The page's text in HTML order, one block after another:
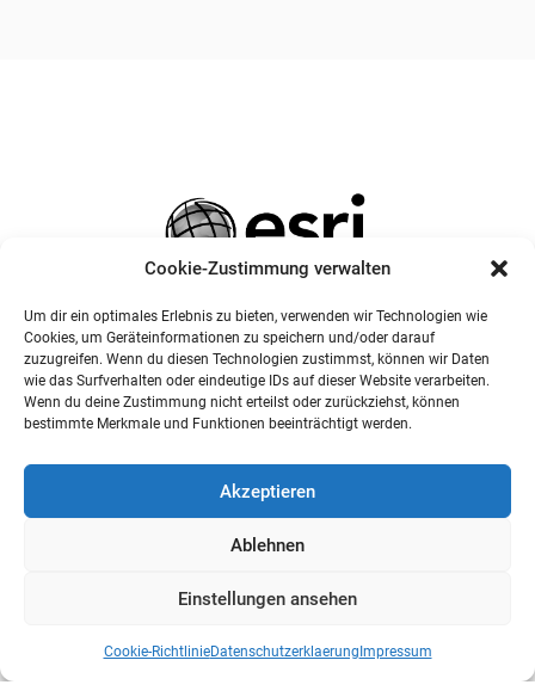
Cookie-Zustimmung verwalten
Um dir ein optimales Erlebnis zu bieten, verwenden wir Technologien wie
Cookies, um Geräteinformationen zu speichern und/oder darauf
zuzugreifen. Wenn du diesen Technologien zustimmst, können wir Daten
wie das Surfverhalten oder eindeutige IDs auf dieser Website verarbeiten.
Wenn du deine Zustimmung nicht erteilst oder zurückziehst, können
bestimmte Merkmale und Funktionen beeinträchtigt werden.
Akzeptieren
Ablehnen
Einstellungen ansehen
Cookie-RichtlinieDatenschutzerklaerung Impressum